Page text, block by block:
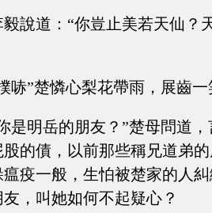
毅說道：“你豈止美若天仙？
哧”楚憐心梨花帶雨，展齒
是明岳的朋友？”楚母問道
股的債，以前那些稱兄道弟
瘟疫一般，生怕被楚家的人
，叫她如何不起疑心？